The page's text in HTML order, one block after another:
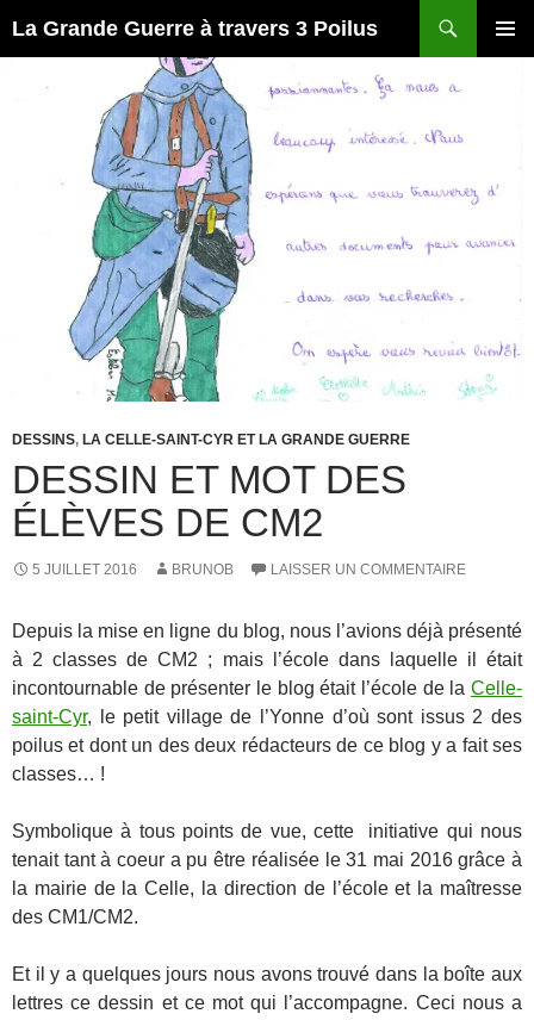
La Grande Guerre à travers 3 Poilus
DESSINS, LA CELLE-SAINT-CYR ET LA GRANDE GUERRE
DESSIN ET MOT DES
ÉLÈVES DE CM2
5 JUILLET 2016 BRUNOB LAISSER UN COMMENTAIRE
Depuis la mise en ligne du blog, nous l’avions déjà présenté
à 2 classes de CM2 ; mais l’école dans laquelle il était
incontournable de présenter le blog était l’école de la Celle-
saint-Cyr, le petit village de l’Yonne d’où sont issus 2 des
poilus et dont un des deux rédacteurs de ce blog y a fait ses
classes… !
Symbolique à tous points de vue, cette initiative qui nous
tenait tant à coeur a pu être réalisée le 31 mai 2016 grâce à
la mairie de la Celle, la direction de l’école et la maîtresse
des CM1/CM2.
Et il y a quelques jours nous avons trouvé dans la boîte aux
lettres ce dessin et ce mot qui l’accompagne. Ceci nous a